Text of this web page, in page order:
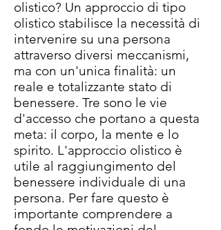
olistico? Un approccio di tipo
olistico stabilisce la necessità di
intervenire su una persona
attraverso diversi meccanismi,
ma con un'unica finalità: un
reale e totalizzante stato di
benessere. Tre sono le vie
d'accesso che portano a questa
meta: il corpo, la mente e lo
spirito. L'approccio olistico è
utile al raggiungimento del
benessere individuale di una
persona. Per fare questo è
importante comprendere a